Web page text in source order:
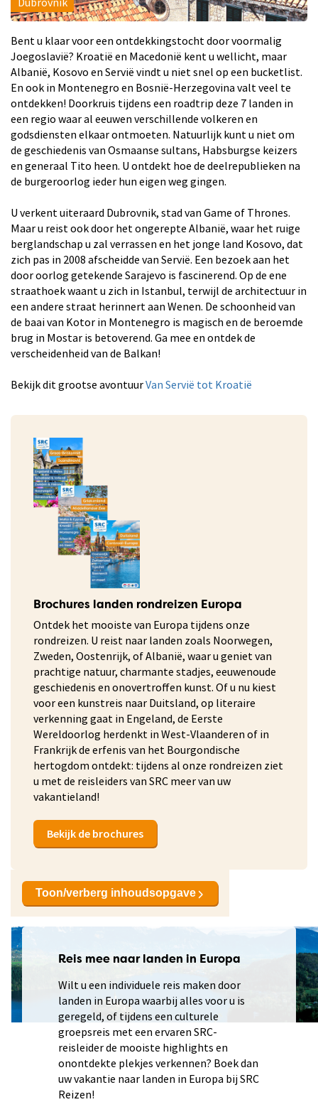
Bent u klaar voor een ontdekkingstocht door voormalig
Joegoslavië? Kroatië en Macedonië kent u wellicht, maar
Albanië, Kosovo en Servië vindt u niet snel op een bucketlist.
En ook in Montenegro en Bosnië-Herzegovina valt veel te
ontdekken! Doorkruis tijdens een roadtrip deze 7 landen in
een regio waar al eeuwen verschillende volkeren en
godsdiensten elkaar ontmoeten. Natuurlijk kunt u niet om
de geschiedenis van Osmaanse sultans, Habsburgse keizers
en generaal Tito heen. U ontdekt hoe de deelrepublieken na
de burgeroorlog ieder hun eigen weg gingen.
U verkent uiteraard Dubrovnik, stad van Game of Thrones.
Maar u reist ook door het ongerepte Albanië, waar het ruige
berglandschap u zal verrassen en het jonge land Kosovo, dat
zich pas in 2008 afscheidde van Servië. Een bezoek aan het
door oorlog getekende Sarajevo is fascinerend. Op de ene
straathoek waant u zich in Istanbul, terwijl de architectuur in
een andere straat herinnert aan Wenen. De schoonheid van
de baai van Kotor in Montenegro is magisch en de beroemde
brug in Mostar is betoverend. Ga mee en ontdek de
verscheidenheid van de Balkan!
Bekijk dit grootse avontuurVan Servië tot Kroatië
Brochures landen rondreizen Europa
Ontdek het mooiste van Europa tijdens onze
rondreizen. U reist naar landen zoals Noorwegen,
Zweden, Oostenrijk, of Albanië, waar u geniet van
prachtige natuur, charmante stadjes, eeuwenoude
geschiedenis en onovertroffen kunst. Of u nu kiest
voor een kunstreis naar Duitsland, op literaire
verkenning gaat in Engeland, de Eerste
Wereldoorlog herdenkt in West-Vlaanderen of in
Frankrijk de erfenis van het Bourgondische
hertogdom ontdekt: tijdens al onze rondreizen ziet
u met de reisleiders van SRC meer van uw
vakantieland!
Bekijk de brochures
Toon/verberg inhoudsopgave
Reis mee naar landen in Europa
Wilt u een individuele reis maken door
landen in Europa waarbij alles voor u is
geregeld, of tijdens een culturele
groepsreis met een ervaren SRC-
reisleider de mooiste highlights en
onontdekte plekjes verkennen? Boek dan
uw vakantie naar landen in Europa bij SRC
Reizen!